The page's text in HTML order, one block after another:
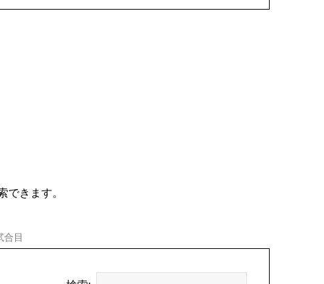
できます。
合目